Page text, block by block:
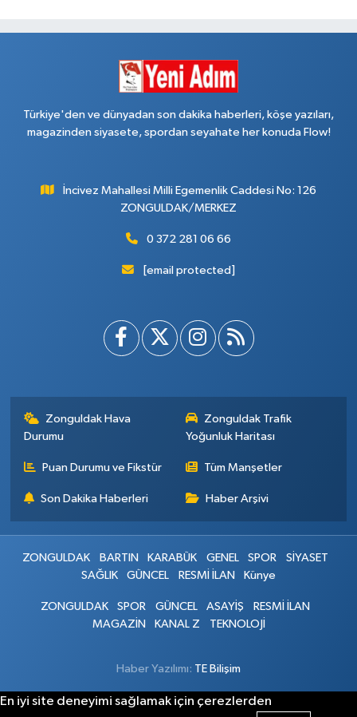
Türkiye'den ve dünyadan son dakika haberleri, köşe yazıları,
magazinden siyasete, spordan seyahate her konuda Flow!
İncivez Mahallesi Milli Egemenlik Caddesi No: 126
ZONGULDAK/MERKEZ
0 372 281 06 66
[email protected]
Zonguldak Hava
Durumu
Zonguldak Trafik
Yoğunluk Haritası
Puan Durumu ve Fikstür Tüm Manşetler
Son Dakika Haberleri Haber Arşivi
ZONGULDAK BARTIN KARABÜK GENEL SPOR
SİYASET
SAĞLIK
GÜNCEL RESMİ İLAN Künye
ZONGULDAK SPOR GÜNCEL ASAYİŞ
RESMİ İLAN
MAGAZİN
KANAL Z TEKNOLOJİ
Haber Yazılımı: TE Bilişim
En iyi site deneyimi sağlamak için çerezlerden